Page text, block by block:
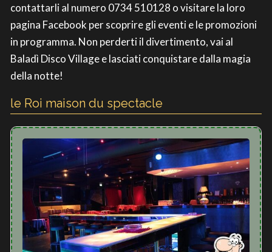
contattarli al numero 0734 510128 o visitare la loro
pagina Facebook per scoprire gli eventi e le promozioni
in programma. Non perderti il divertimento, vai al
Baladì Disco Village e lasciati conquistare dalla magia
della notte!
le Roi maison du spectacle